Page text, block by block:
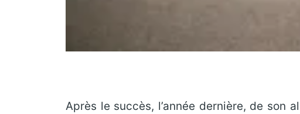
Après le succès, l’année dernière, de son